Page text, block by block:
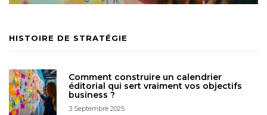
HISTOIRE DE STRATÉGIE
Comment construire un calendrier
éditorial qui sert vraiment vos objectifs
business ?
3 Septembre 2025